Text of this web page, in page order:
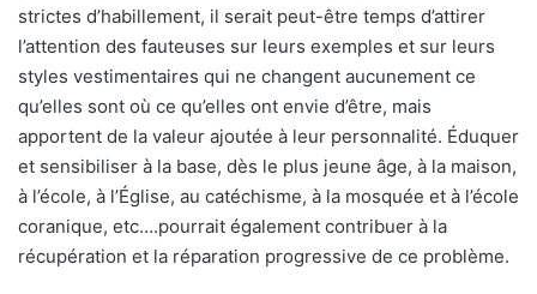
strictes d’habillement, il serait peut-être temps d’attirer
l’attention des fauteuses sur leurs exemples et sur leurs
styles vestimentaires qui ne changent aucunement ce
qu’elles sont où ce qu’elles ont envie d’être, mais
apportent de la valeur ajoutée à leur personnalité. Éduquer
et sensibiliser à la base, dès le plus jeune âge, à la maison,
à l’école, à l’Église, au catéchisme, à la mosquée et à l’école
coranique, etc….pourrait également contribuer à la
récupération et la réparation progressive de ce problème.